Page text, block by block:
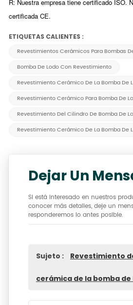
R: Nuestra empresa tiene certificado ISO.
certificada CE.
ETIQUETAS CALIENTES :
Revestimientos Cerámicos Para Bombas
Bomba De Lodo Con Revestimiento
Revestimiento Cerámico De La Bomba De
Revestimiento Cerámico Para Bomba De
Revestimiento Del Cilindro De Bomba De
Revestimiento Cerámico De La Bomba De
Dejar Un
Si está interesado en nuestros
conocer más detalles, deje un
responderemos lo antes posible.
Sujeto : Revestimiento
cerámica de la bomba de